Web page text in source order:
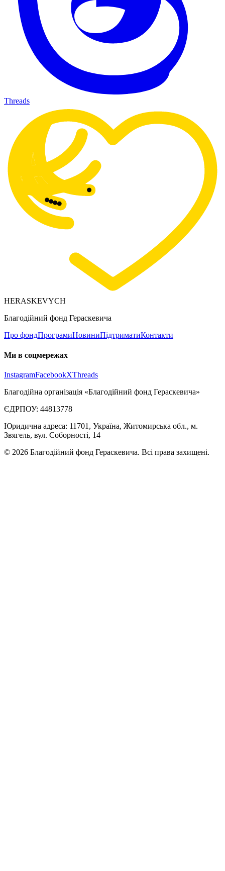
Threads
HERASKEVYCH
Благодійний фонд Гераскевича
Про фондПрограмиНовиниПідтриматиКонтакти
Ми в соцмережах
InstagramFacebookXThreads
Благодійна організація «Благодійний фонд Гераскевича»
ЄДРПОУ: 44813778
Юридична адреса: 11701, Україна, Житомирська обл., м.
Звягель, вул. Соборності, 14
© 2026 Благодійний фонд Гераскевича. Всі права захищені.